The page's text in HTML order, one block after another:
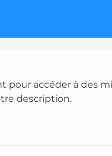
pour accéder à des
description.